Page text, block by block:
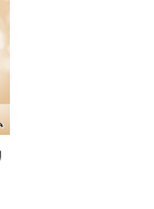
入れ頑張りま
!本当に最高!
レベル：